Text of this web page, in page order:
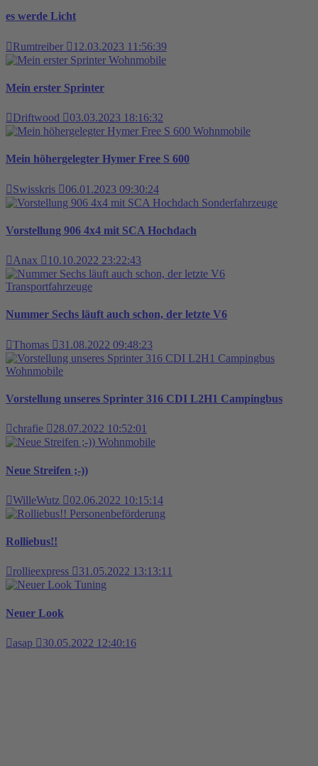
es werde Licht
Rumtreiber
12.03.2023 11:56:39
Wohnmobile
Mein erster Sprinter
Driftwood
03.03.2023 18:16:32
Wohnmobile
Mein höhergelegter Hymer Free S 600
Swisskris
06.01.2023 09:30:24
Sonderfahrzeuge
Vorstellung 906 4x4 mit SCA Hochdach
Anax 10.10.2022 23:22:43
Transportfahrzeuge
Nummer Sechs läuft auch schon, der letzte V6
Thomas 31.08.2022 09:48:23
Wohnmobile
Vorstellung unseres Sprinter 316 CDI L2H1 Campingbus
chrafie
28.07.2022 10:52:01
Wohnmobile
Neue Streifen ;-))
WilleWutz
02.06.2022 10:15:14
Personenbeförderung
Rolliebus!!
rollieexpress
31.05.2022 13:13:11
Tuning
Neuer Look
asap 30.05.2022 12:40:16